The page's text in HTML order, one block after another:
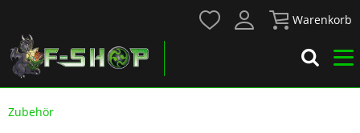
Warenkorb
Zubehör